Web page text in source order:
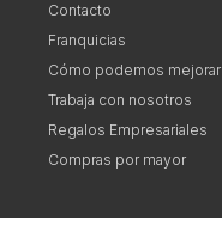
Contacto
Franquicias
Cómo podemos mejorar
Trabaja con nosotros
Regalos Empresariales
Compras por mayor